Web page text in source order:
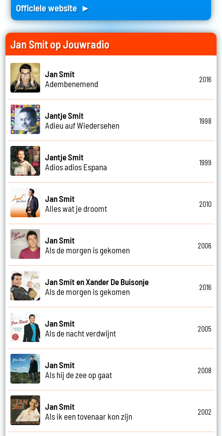
Officiele website ►
Jan Smit op Jouwradio
Jan Smit
Adembenemend
2016
Jantje Smit
Adieu auf Wiedersehen
1998
Jantje Smit
Adios adios Espana
1999
Jan Smit
Alles wat je droomt
2010
Jan Smit
Als de morgen is gekomen
2006
Jan Smit en Xander De Buisonje
Als de morgen is gekomen
2016
Jan Smit
Als de nacht verdwijnt
2005
Jan Smit
Als hij de zee op gaat
2008
Jan Smit
Als ik een tovenaar kon zijn
2002